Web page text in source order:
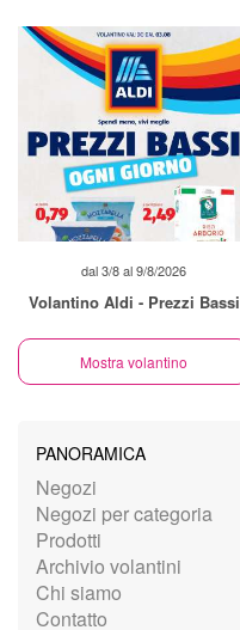
dal 3/8 al 9/8/2026
Volantino Aldi - Prezzi Bassi
Mostra volantino
PANORAMICA
Negozi
Negozi per categoria
Prodotti
Archivio volantini
Chi siamo
Contatto